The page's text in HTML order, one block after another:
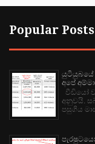
Popular Posts
යුටියුබයේ
අපේ
වීඩියෝ
අනුවයි.
පසුගිය